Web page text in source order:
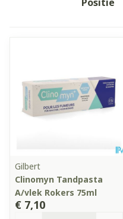
Sorteer op:
Gilbert
Clinomyn Tandpasta
A/vlek Rokers 75ml
€ 7,10